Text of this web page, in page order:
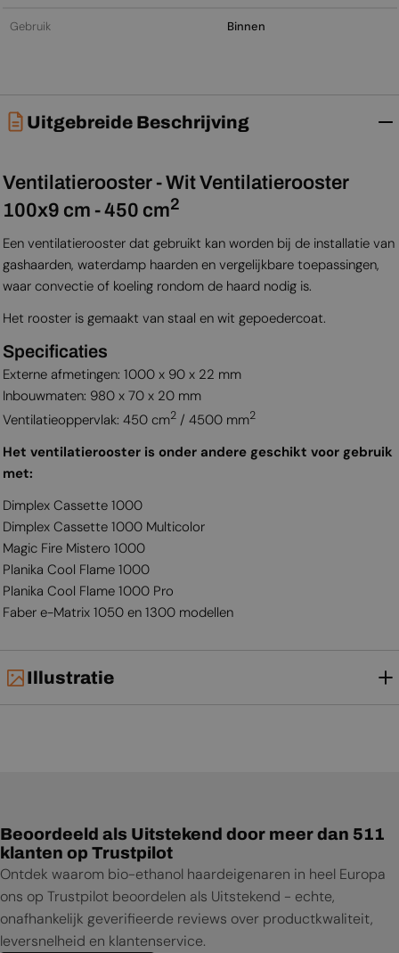
Gebruik Binnen
Uitgebreide Beschrijving
Ventilatierooster - Wit Ventilatierooster
100x9 cm - 450 cm2
Een ventilatierooster dat gebruikt kan worden bij de installatie van
gashaarden, waterdamp haarden en vergelijkbare toepassingen,
waar convectie of koeling rondom de haard nodig is.
Het rooster is gemaakt van staal en wit gepoedercoat.
Specificaties
Externe afmetingen: 1000 x 90 x 22 mm
Inbouwmaten: 980 x 70 x 20 mm
Ventilatieoppervlak: 450 cm2/ 4500 mm2
Het ventilatierooster is onder andere geschikt voor gebruik
met:
Dimplex Cassette 1000
Dimplex Cassette 1000 Multicolor
Magic Fire Mistero 1000
Planika Cool Flame 1000
Planika Cool Flame 1000 Pro
Faber e-Matrix 1050 en 1300 modellen
Illustratie
Beoordeeld als Uitstekend door meer dan 511
klanten op Trustpilot
Ontdek waarom bio-ethanol haardeigenaren in heel Europa
ons op Trustpilot beoordelen als Uitstekend - echte,
onafhankelijk geverifieerde reviews over productkwaliteit,
leversnelheid en klantenservice.